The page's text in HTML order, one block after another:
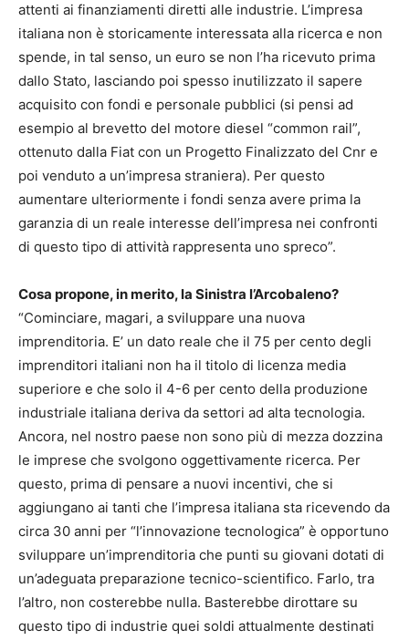
attenti ai finanziamenti diretti alle industrie. L’impresa
italiana non è storicamente interessata alla ricerca e non
spende, in tal senso, un euro se non l’ha ricevuto prima
dallo Stato, lasciando poi spesso inutilizzato il sapere
acquisito con fondi e personale pubblici (si pensi ad
esempio al brevetto del motore diesel “common rail”,
ottenuto dalla Fiat con un Progetto Finalizzato del Cnr e
poi venduto a un’impresa straniera). Per questo
aumentare ulteriormente i fondi senza avere prima la
garanzia di un reale interesse dell’impresa nei confronti
di questo tipo di attività rappresenta uno spreco”.
Cosa propone, in merito, la Sinistra l’Arcobaleno?
“Cominciare, magari, a sviluppare una nuova
imprenditoria. E’ un dato reale che il 75 per cento degli
imprenditori italiani non ha il titolo di licenza media
superiore e che solo il 4-6 per cento della produzione
industriale italiana deriva da settori ad alta tecnologia.
Ancora, nel nostro paese non sono più di mezza dozzina
le imprese che svolgono oggettivamente ricerca. Per
questo, prima di pensare a nuovi incentivi, che si
aggiungano ai tanti che l’impresa italiana sta ricevendo da
circa 30 anni per “l’innovazione tecnologica” è opportuno
sviluppare un’imprenditoria che punti su giovani dotati di
un’adeguata preparazione tecnico-scientifico. Farlo, tra
l’altro, non costerebbe nulla. Basterebbe dirottare su
questo tipo di industrie quei soldi attualmente destinati